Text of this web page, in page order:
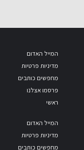
המייל האדום
מדיניות פרטיות
מחפשים כותבים
פרסמו אצלנו
ראשי
המייל האדום
מדיניות פרטיות
מחפשים כותבים